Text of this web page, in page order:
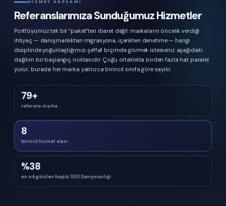
HIZMET KAPSAMI
Referanslarımıza Sunduğumuz Hizmetler
Portföyümüz tek bir “paket”ten ibaret değil: markaların öncelik verdiği
ihtiyaç — danışmanlıktan migrasyona, içerikten denetime — hangi
disiplinde yoğunlaştığımızı şeffaf biçimde görmek isterseniz aşağıdaki
dağılım bir başlangıç noktasıdır. Çoğu ortaklıkta birden fazla hat paralel
yürür; burada her marka yalnızca birincil sınıfa göre sayılır.
79+
referans marka
8
birincil hizmet alanı
%38
en sık görülen başlık:SEO Danışmanlığı